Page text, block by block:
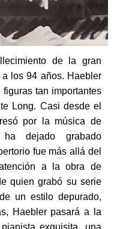
de la gran
los 94 años. Haebler
tan importantes
Long. Casi desde el
por la música de
dejado grabado
fue más allá del
a la obra de
quien grabó su serie
un estilo depurado,
Haebler pasará a la